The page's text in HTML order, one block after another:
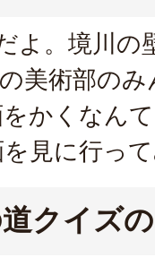
よ。境川の
美術部の
かくなん
見に行っ
クイズ